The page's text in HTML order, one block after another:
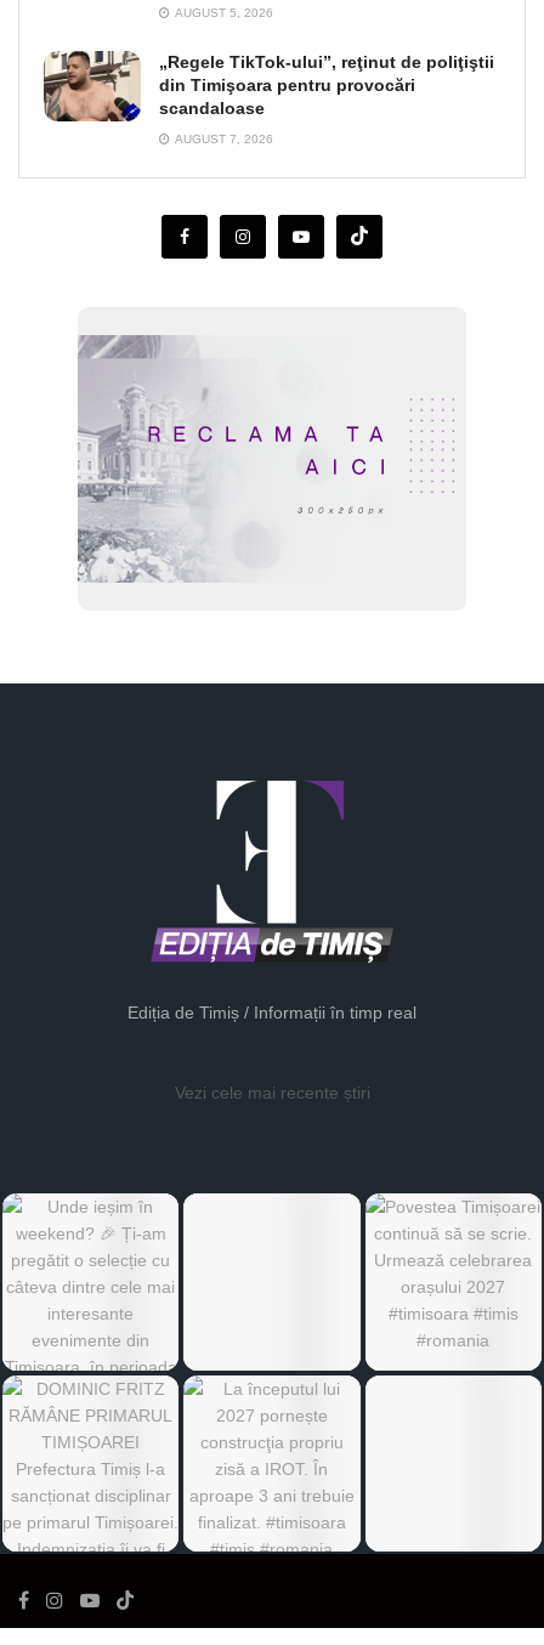
AUGUST 5, 2026
„Regele TikTok-ului”, reţinut de poliţiştii
din Timişoara pentru provocări
scandaloase
AUGUST 7, 2026
Ediția de Timiș / Informații în timp real
Vezi cele mai recente știri